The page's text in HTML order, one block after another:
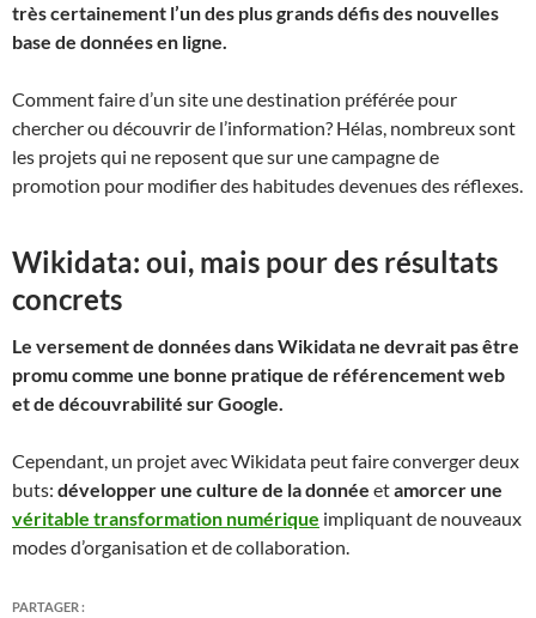
très certainement l’un des plus grands défis des nouvelles
base de données en ligne.
Comment faire d’un site une destination préférée pour
chercher ou découvrir de l’information? Hélas, nombreux sont
les projets qui ne reposent que sur une campagne de
promotion pour modifier des habitudes devenues des réflexes.
Wikidata: oui, mais pour des résultats
concrets
Le versement de données dans Wikidata ne devrait pas être
promu comme une bonne pratique de référencement web
et de découvrabilité sur Google.
Cependant, un projet avec Wikidata peut faire converger deux
buts: développer une culture de la donnée etamorcer une
véritable transformation numérique impliquant de nouveaux
modes d’organisation et de collaboration.
PARTAGER :